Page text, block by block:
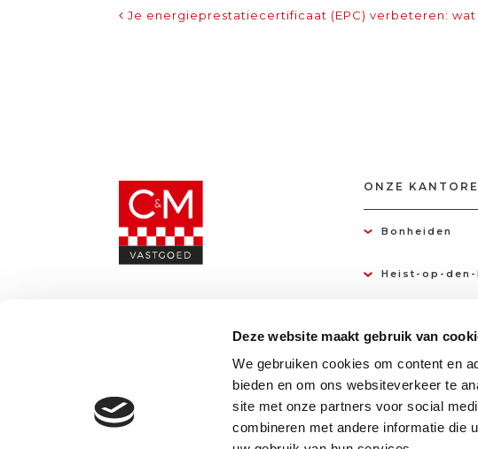
Deze website maakt gebruik van
We gebruiken cookies om content en
bieden en om ons websiteverkeer te
site met onze partners voor social
combineren met andere informatie die
Bericht Navigatie
Je energieprestatiecertificaat (EPC) verbeteren:
ONZE
Bonheiden
Heist-op-den-